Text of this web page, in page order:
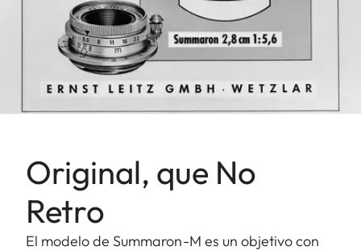
Original, que No
Retro
El modelo de Summaron-M es un objetivo con